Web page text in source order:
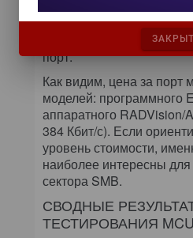
американского рынка)
, там же они указаны в
порт.
Как видим, цена за порт
моделей: программного
аппаратного RADVision/
384 Кбит/с). Если
уровень стоимости,
наиболее интересны для
сектора SMB.
СВОДНЫЕ
ТЕСТИРОВАНИЯ MCU